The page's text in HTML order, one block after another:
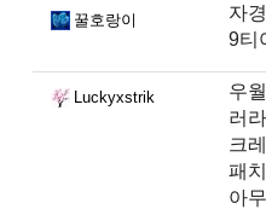
꿀호랑이
자
9티
Luckyxstrik
우
러
크
패
아